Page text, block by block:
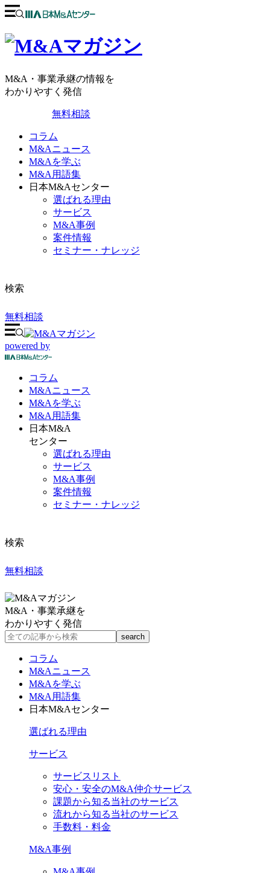
M&A・事業承継の情報を
わかりやすく発信
無料相談
コラム
M&Aニュース
M&Aを学ぶ
M&A用語集
日本M&Aセンター
選ばれる理由
サービス
M&A事例
案件情報
セミナー・ナレッジ
検索
無料相談
powered by
コラム
M&Aニュース
M&Aを学ぶ
M&A 用語集
日本M&A
センター
選ばれる理由
サービス
M&A事例
案件情報
セミナー・ナレッジ
検索
無料相談
M&A・事業承継を
わかりやすく発信
コラム
M&Aニュース
M&Aを学ぶ
M&A用語集
日本M&Aセンター
選ばれる理由
サービス
サービスリスト
安心・安全のM&A仲介サービス
課題から知る当社のサービス
流れから知る当社のサービス
手数料・料金
M&A事例